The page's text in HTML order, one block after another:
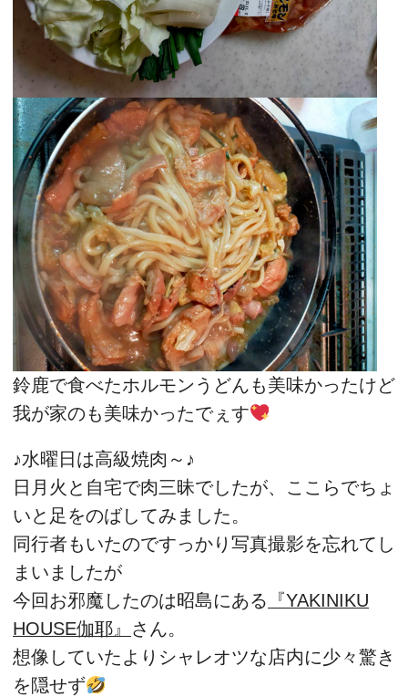
鈴鹿で食べたホルモンうどんも美味かったけど
我が家のも美味かったでぇす
♪水曜日は高級焼肉～♪
日月火と自宅で肉三昧でしたが、ここらでちょ
いと足をのばしてみました。
同行者もいたのですっかり写真撮影を忘れてし
まいましたが
今回お邪魔したのは昭島にある 『YAKINIKU
HOUSE伽耶』 さん。
想像していたよりシャレオツな店内に少々驚き
を隠せず